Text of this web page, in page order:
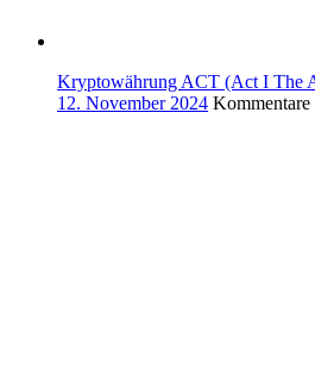
Kryptowährung ACT (Act I The
12. November 2024